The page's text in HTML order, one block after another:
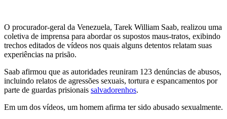
O procurador-geral da Venezuela, Tarek William Saab, realizou uma
coletiva de imprensa para abordar os supostos maus-tratos, exibindo
trechos editados de vídeos nos quais alguns detentos relatam suas
experiências na prisão.
Saab afirmou que as autoridades reuniram 123 denúncias de abusos,
incluindo relatos de agressões sexuais, tortura e espancamentos por
parte de guardas prisionais salvadorenhos.
Em um dos vídeos, um homem afirma ter sido abusado sexualmente.